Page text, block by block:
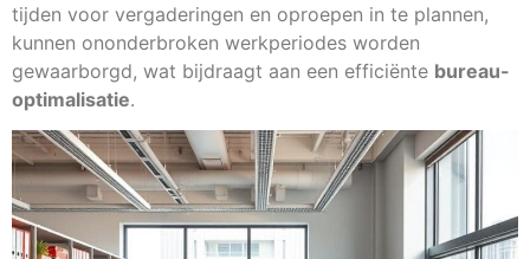
tijden voor vergaderingen en oproepen in te plannen,
kunnen ononderbroken werkperiodes worden
gewaarborgd, wat bijdraagt aan een efficiënte bureau-
optimalisatie.